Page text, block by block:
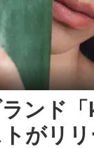
ンド
がリリ